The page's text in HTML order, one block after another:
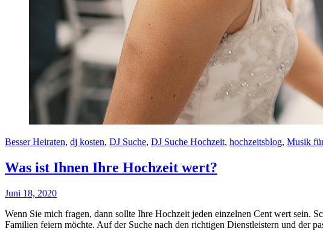
Besser Heiraten, dj kosten, DJ Suche, DJ Suche Hochzeit, hochzeitsblog, Musik
Was ist Ihnen Ihre Hochzeit wert?
Juni 18, 2020
Wenn Sie mich fragen, dann sollte Ihre Hochzeit jeden einzelnen Cent wert sein.
Familien feiern möchte. Auf der Suche nach den richtigen Dienstleistern und der